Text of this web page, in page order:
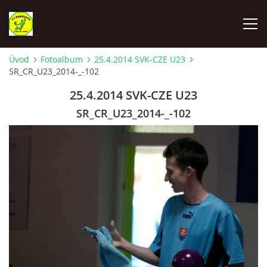
ÚVOD
VYLOSOVANIE - SÚŤAŽNÝ ROČNÍK 2025-2026
TJ RAKOVICE ŽENY
Úvod Fotoalbum
25.4.2014 SVK-CZE U23
SR_CR_U23_2014-_-102
25.4.2014 SVK-CZE U23
SR_CR_U23_2014-_-102